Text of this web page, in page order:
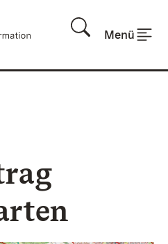
Menü